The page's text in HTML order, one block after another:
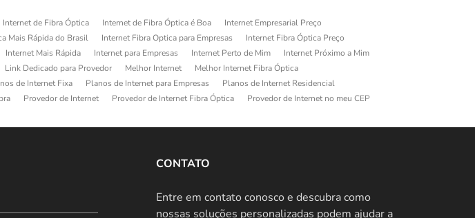
Internet de Fibra Óptica Internet de Fibra Óptica é Boa
Internet Empresarial Preço
Mais Rápida do Brasil Internet Fibra Optica para Empresas
Internet Fibra Óptica Preço
Internet Mais Rápida Internet para Empresas Internet Perto de Mim
Internet Próximo a Mim
Link Dedicado para Provedor Melhor Internet
Melhor Internet Fibra Óptica
de Internet Fixa Planos de Internet para Empresas
Planos de Internet Residencial
Provedor de Internet Provedor de Internet Fibra Óptica
Provedor de Internet no meu CEP
CONTATO
Entre em contato conosco e descubra como
nossas soluções personalizadas podem ajudar a